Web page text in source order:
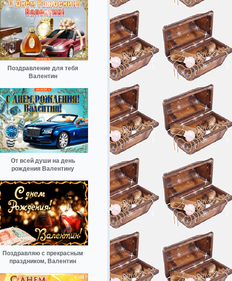
Поздравление для тебя
Валентин
От всей души на день
рождения Валентину
Поздравляю с прекрасным
праздником, Валентин